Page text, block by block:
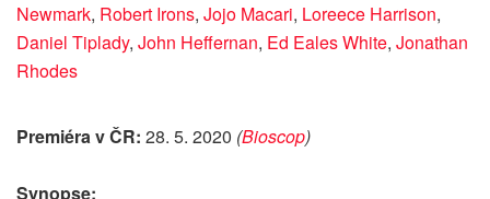
Newmark, Robert Irons, Jojo Macari, Loreece Harrison,
Daniel Tiplady, John Heffernan, Ed Eales White, Jonathan
Rhodes
Premiéra v ČR: 28. 5. 2020 (Bioscop)
Synopse: